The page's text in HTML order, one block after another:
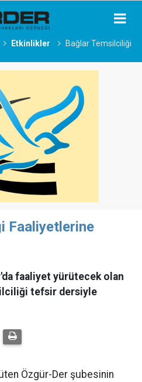
Etkinlikler
Bağlar Temsilciliği
Faaliyetlerine
faaliyet yürütecek olan
tefsir dersiyle
Özgür-Der şubesinin